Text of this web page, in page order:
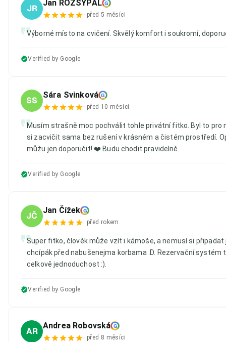
JR Jan ROZSYPAL G
· před 5 měsíci
Výborné místo na cvičení. Skvělý komfort i soukromí,
Verified by Google
SS Sára Svinková G
· před 10 měsíci
Musím strašně moc pochválit tohle privátní fitko. Byl to pro
si zacvičit sama bez rušení v krásném a čistém prostředí.
můžu jen doporučit! ❤️ Budu chodit pravidelně.
Verified by Google
JČ Jan Čížek G
· před rokem
Super fitko, člověk může vzít i kámoše, a nemusí si připadat
chcípák před nabušenejma korbama :D. Rezervační systém
celkově jednoduchost :).
Verified by Google
AR Andrea Robovská G
· před 8 měsíci